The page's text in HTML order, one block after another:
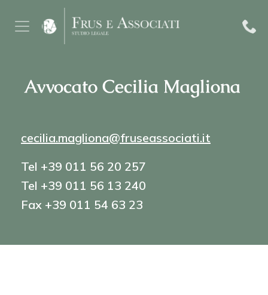
Avvocato Cecilia Magliona
cecilia.magliona@fruseassociati.it
Tel +39 011 56 20 257
Tel +39 011 56 13 240
Fax +39 011 54 63 23